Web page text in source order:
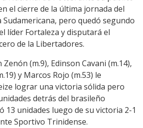
el cierre de la última jornada del
Sudamericana, pero quedó segundo
líder Fortaleza y disputará el
de la Libertadores.
(m.9), Edinson Cavani (m.14),
y Marcos Rojo (m.53) le
lograr una victoria sólida pero
detrás del brasileño
13 unidades luego de su victoria 2-1
Sportivo Trinidense.